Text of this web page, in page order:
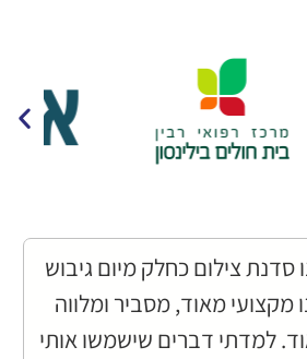
סדנת צילום כחלק מיום גיבוש
מקצועי מאוד, מסביר ומלווה
למדתי דברים שישמשו אותי